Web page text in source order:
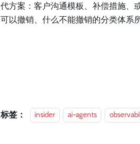
代方案：客户沟通模板、补偿措施、
可以撤销、什么不能撤销的分类体系
标签： insider ai-agents